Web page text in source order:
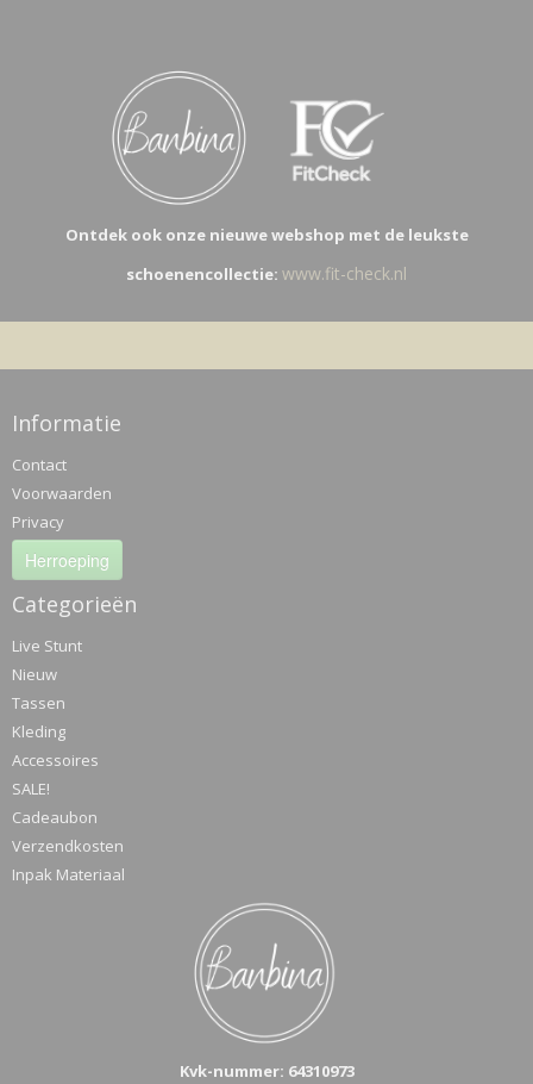
Ontdek ook onze nieuwe webshop met de leukste
schoenencollectie: www.fit-check.nl
Informatie
Contact
Voorwaarden
Privacy
Herroeping
Categorieën
Live Stunt
Nieuw
Tassen
Kleding
Accessoires
SALE!
Cadeaubon
Verzendkosten
Inpak Materiaal
Kvk-nummer: 64310973